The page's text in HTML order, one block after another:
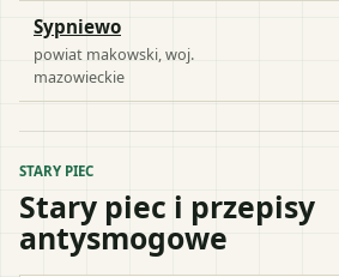
Sypniewo
powiat makowski , woj.
mazowieckie
STARY PIEC
Stary piec i przepisy
antysmogowe